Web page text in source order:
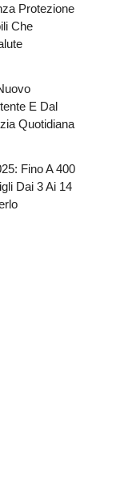
Protezione
Che
E Dal
Quotidiana
Fino A 400
Dai 3 Ai 14